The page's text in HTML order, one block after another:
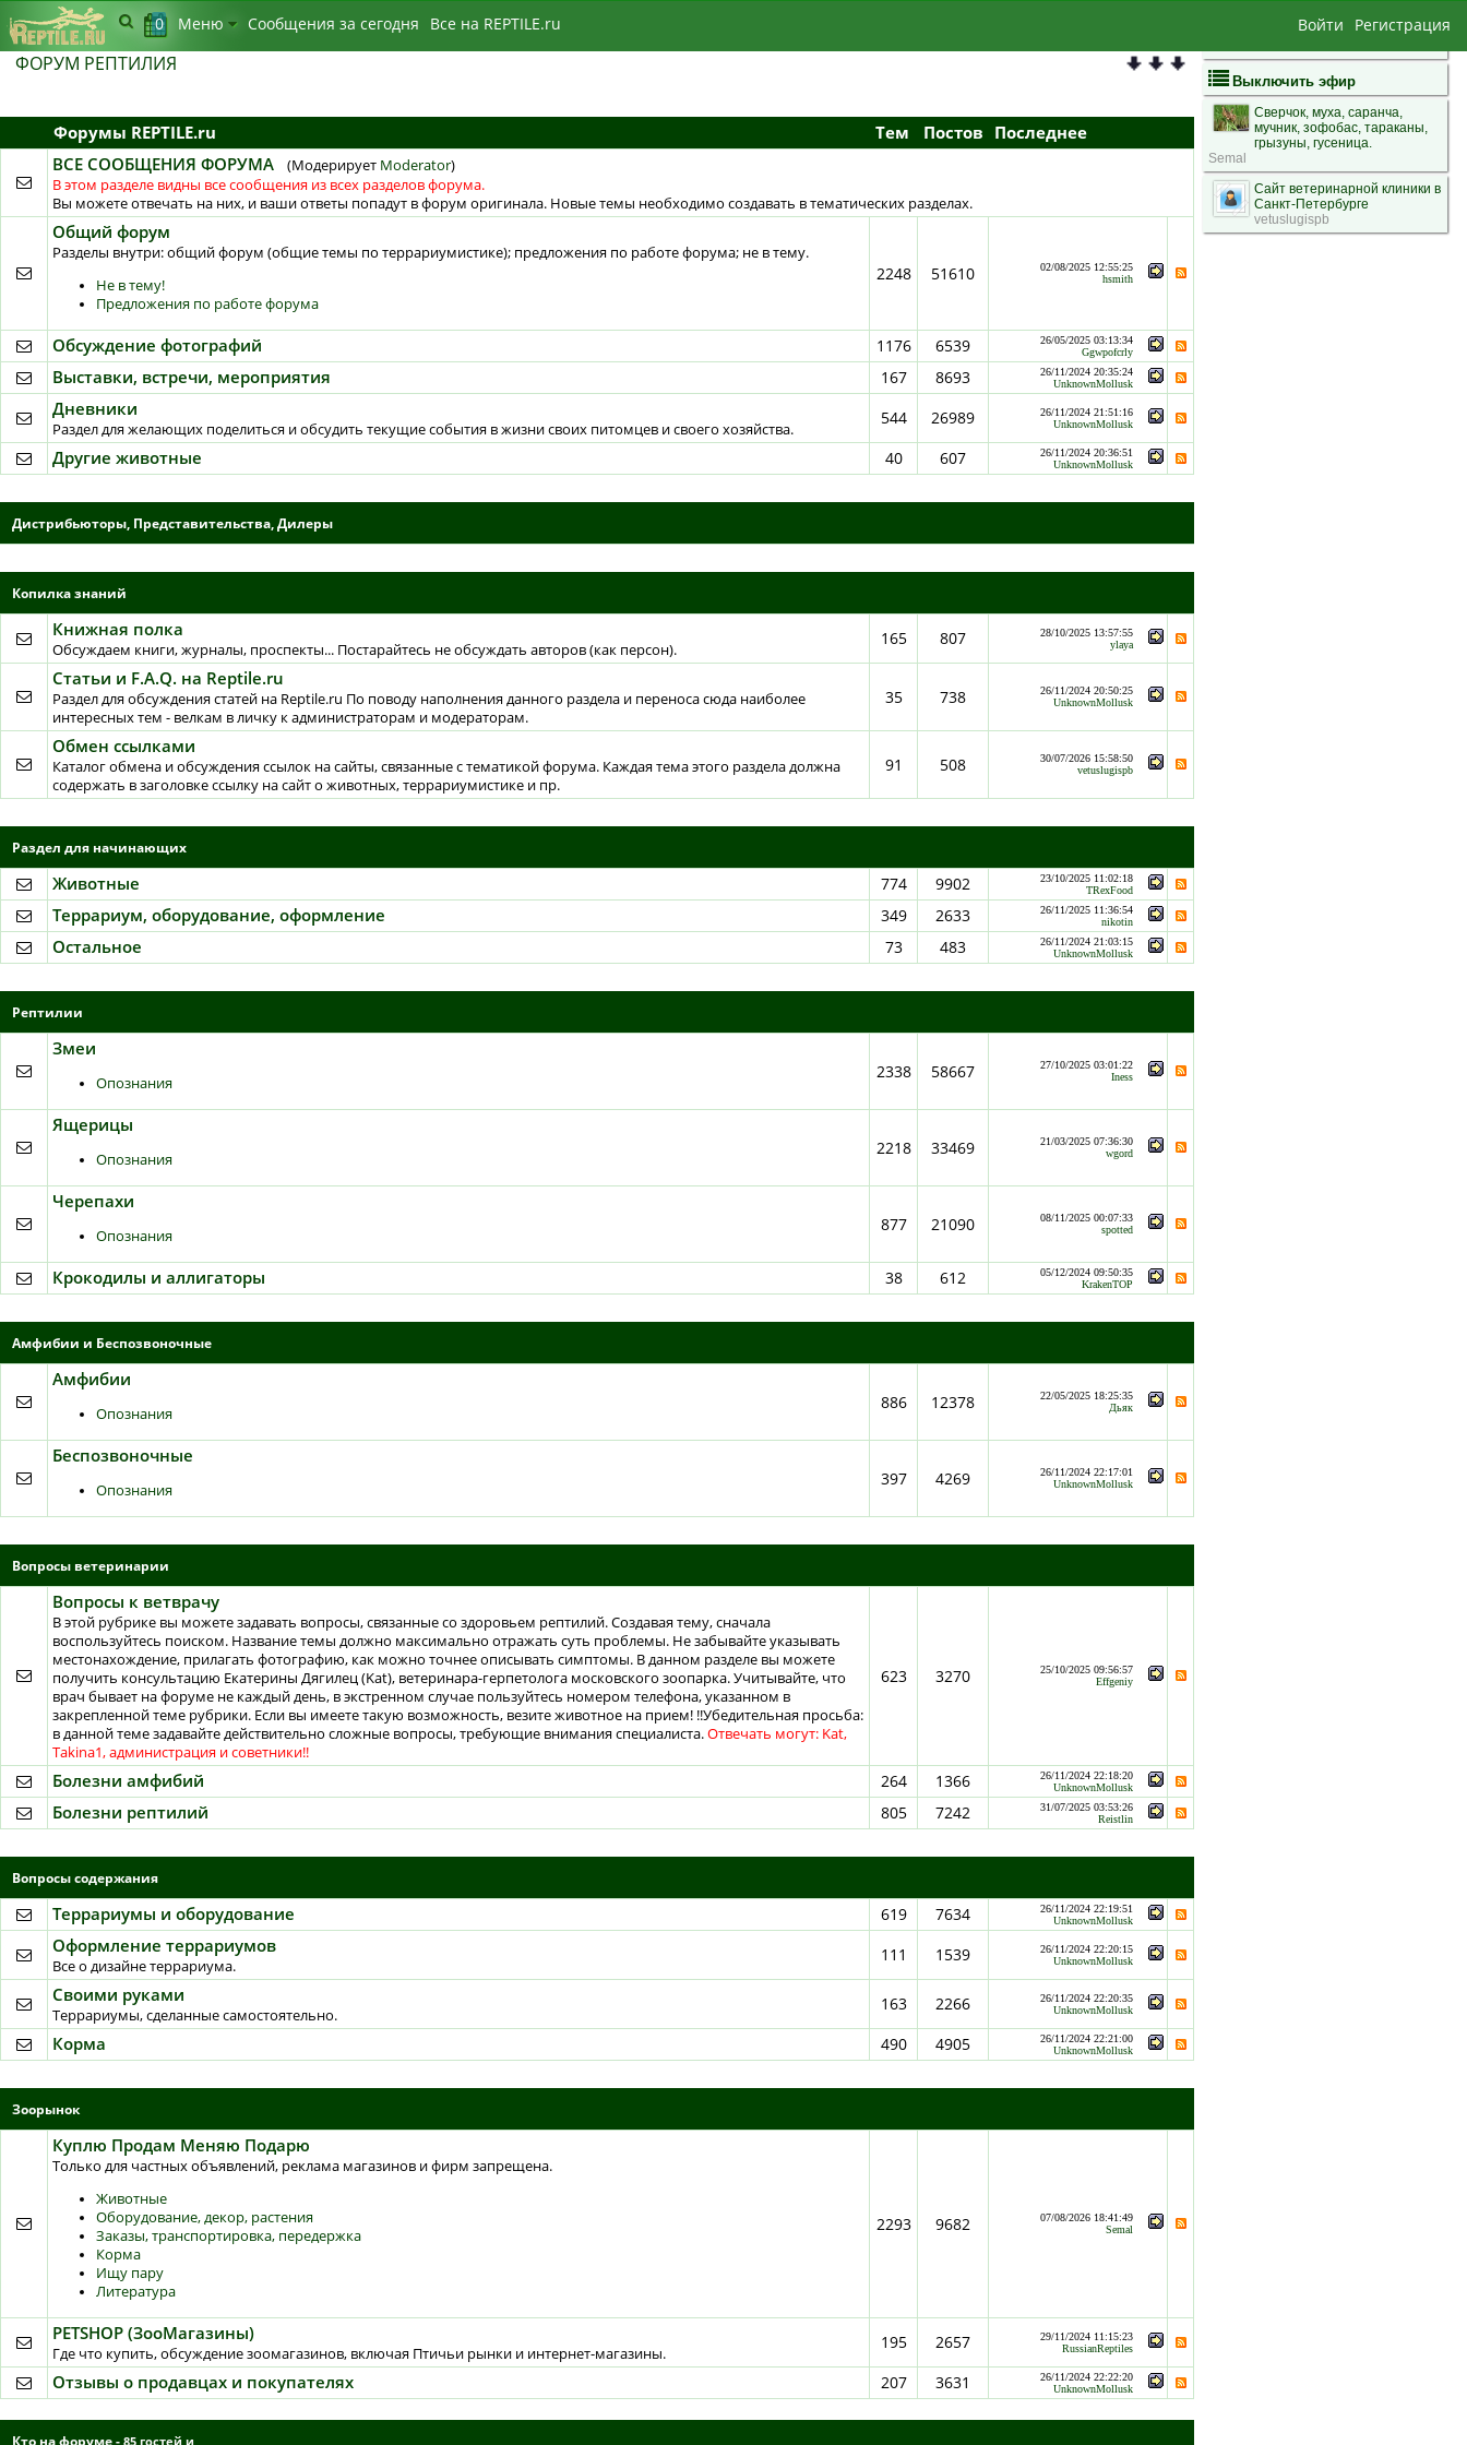
ФОРУМ РЕПТИЛИЯ
Форумы REPTILE.ru Тем Постов Последнее
ВСЕ СООБЩЕНИЯ ФОРУМА
(Модерирует Moderator)
В этом разделе видны все сообщения из всех разделов форума.
Вы можете отвечать на них, и ваши ответы попадут в форум оригинала. Новые темы необходимо создавать в тематических разделах.
Общий форум
Разделы внутри: общий форум (общие темы по террариумистике); предложения по работе форума; не в тему.
Не в тему!
Предложения по работе форума
2248 51610
02/08/2025 12:55:25
hsmith
Обсуждение фотографий 1176 6539
26/05/2025 03:13:34
Ggwpofcrly
Выставки, встречи, мероприятия 167 8693
26/11/2024 20:35:24
UnknownMollusk
Дневники
Раздел для желающих поделиться и обсудить текущие события в жизни своих питомцев и своего хозяйства.
544 26989
26/11/2024 21:51:16
UnknownMollusk
Другие животные 40 607
26/11/2024 20:36:51
UnknownMollusk
Дистрибьюторы, Представительства, Дилеры
Копилка знаний
Книжная полка
Обсуждаем книги, журналы, проспекты... Постарайтесь не обсуждать авторов (как персон).
165 807
28/10/2025 13:57:55
ylaya
Статьи и F.A.Q. на Reptile.ru
Раздел для обсуждения статей на Reptile.ru По поводу наполнения данного раздела и переноса сюда наиболее
интересных тем - велкам в личку к администраторам и модераторам.
35 738
26/11/2024 20:50:25
UnknownMollusk
Обмен ссылками
Каталог обмена и обсуждения ссылок на сайты, связанные с тематикой форума. Каждая тема этого раздела должна
содержать в заголовке ссылку на сайт о животных, террариумистике и пр.
91 508
30/07/2026 15:58:50
vetuslugispb
Раздел для начинающих
Животные 774 9902
23/10/2025 11:02:18
TRexFood
Террариум, оборудование, оформление 349 2633
26/11/2025 11:36:54
nikotin
Остальное 73 483
26/11/2024 21:03:15
UnknownMollusk
Рептилии
Змеи
Опознания
2338 58667
27/10/2025 03:01:22
Iness
Ящерицы
Опознания
2218 33469
21/03/2025 07:36:30
wgord
Черепахи
Опознания
877 21090
08/11/2025 00:07:33
spotted
Крокодилы и аллигаторы 38 612
05/12/2024 09:50:35
KrakenTOP
Амфибии и Беcпозвоночные
Амфибии
Опознания
886 12378
22/05/2025 18:25:35
Дьяк
Беcпозвоночные
Опознания
397 4269
26/11/2024 22:17:01
UnknownMollusk
Вопросы ветеринарии
Вопросы к ветврачу
В этой рубрике вы можете задавать вопросы, связанные со здоровьем рептилий. Создавая тему, сначала
воспользуйтесь поиском. Название темы должно максимально отражать суть проблемы. Не забывайте указывать
местонахождение, прилагать фотографию, как можно точнее описывать симптомы. В данном разделе вы можете
получить консультацию Екатерины Дягилец (Kat), ветеринара-герпетолога московского зоопарка. Учитывайте, что
врач бывает на форуме не каждый день, в экстренном случае пользуйтесь номером телефона, указанном в
закрепленной теме рубрики. Если вы имеете такую возможность, везите животное на прием! !!Убедительная просьба:
в данной теме задавайте действительно сложные вопросы, требующие внимания специалиста.Отвечать могут: Kat,
Takina1, администрация и советники!!
623 3270
25/10/2025 09:56:57
Effgeniy
Болезни амфибий 264 1366
26/11/2024 22:18:20
UnknownMollusk
Болезни рептилий 805 7242
31/07/2025 03:53:26
Reistlin
Вопросы содержания
Террариумы и оборудование 619 7634
26/11/2024 22:19:51
UnknownMollusk
Оформление террариумов
Все о дизайне террариума.
111 1539
26/11/2024 22:20:15
UnknownMollusk
Своими руками
Террариумы, сделанные самостоятельно.
163 2266
26/11/2024 22:20:35
UnknownMollusk
Корма 490 4905
26/11/2024 22:21:00
UnknownMollusk
Зоорынок
Куплю Продам Меняю Подарю
Только для частных объявлений, реклама магазинов и фирм запрещена.
Животные
Оборудование, декор, растения
Заказы, транспортировка, передержка
Корма
Ищу пару
Литература
2293 9682
07/08/2026 18:41:49
Semal
PETSHOP (ЗооМагазины)
Где что купить, обсуждение зоомагазинов, включая Птичьи рынки и интернет-магазины.
195 2657
29/11/2024 11:15:23
RussianReptiles
Отзывы о продавцах и покупателях 207 3631
26/11/2024 22:22:20
UnknownMollusk
Кто на форуме- 85 гостей и
Выключить эфир
Сверчок, муха, саранча,
мучник, зофобас, тараканы,
грызуны, гусеница.
Semal
Сайт ветеринарной клиники в
Санкт-Петербурге
vetuslugispb
0 Меню Сообщения за сегодня Bсе на REPTILE.ru Войти Регистрация